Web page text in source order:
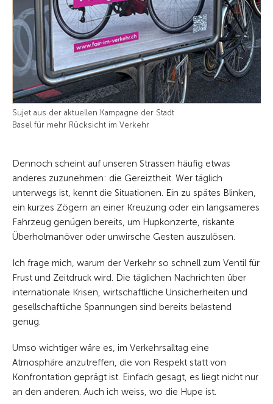
Sujet aus der aktuellen Kampagne der Stadt
Basel für mehr Rücksicht im Verkehr
Dennoch scheint auf unseren Strassen häufig etwas
anderes zuzunehmen: die Gereiztheit. Wer täglich
unterwegs ist, kennt die Situationen. Ein zu spätes Blinken,
ein kurzes Zögern an einer Kreuzung oder ein langsameres
Fahrzeug genügen bereits, um Hupkonzerte, riskante
Überholmanöver oder unwirsche Gesten auszulösen.
Ich frage mich, warum der Verkehr so schnell zum Ventil für
Frust und Zeitdruck wird. Die täglichen Nachrichten über
internationale Krisen, wirtschaftliche Unsicherheiten und
gesellschaftliche Spannungen sind bereits belastend
genug.
Umso wichtiger wäre es, im Verkehrsalltag eine
Atmosphäre anzutreffen, die von Respekt statt von
Konfrontation geprägt ist. Einfach gesagt, es liegt nicht nur
an den anderen. Auch ich weiss, wo die Hupe ist.